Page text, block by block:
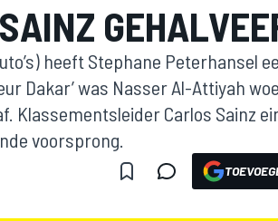
heeft Stephane Peterhansel
Dakar’ was Nasser Al-Attiyah
Klassementsleider Carlos Sainz
voorsprong.